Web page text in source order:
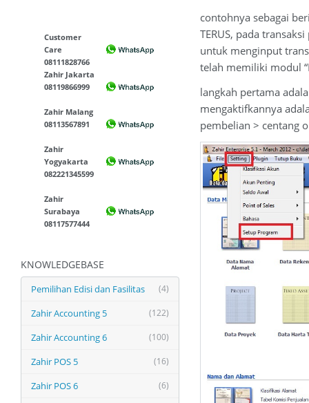
Customer
Care
08111828766
Zahir Jakarta
08119866999
Zahir Malang
08113567891
Zahir
Yogyakarta
082221345599
Zahir
Surabaya
08117577444
KNOWLEDGEBASE
(4)
Pemilihan Edisi dan Fasilitas
(122)
Zahir Accounting 5
(100)
Zahir Accounting 6
(16)
Zahir POS 5
(6)
Zahir POS 6
contohnya sebagai
TERUS, pada
untuk menginput
telah memiliki modul
langkah pertama
mengaktifkannya
pembelian > centang